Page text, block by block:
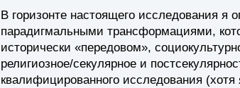
В горизонте настоящего исследования я
парадигмальными трансформациями,
исторически «передовом»,
религиозное/секулярное и
квалифицированного исследования